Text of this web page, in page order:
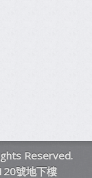
Reserved.
號地下樓